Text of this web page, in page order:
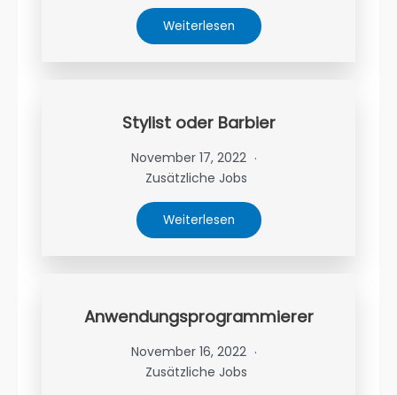
Weiterlesen
Stylist oder Barbier
November 17, 2022
Zusätzliche Jobs
Weiterlesen
Anwendungsprogrammierer
November 16, 2022
Zusätzliche Jobs